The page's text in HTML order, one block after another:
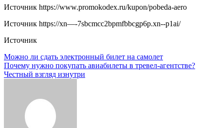
Источник https://www.promokodex.ru/kupon/pobeda-aero
Источник https://xn—-7sbcmcc2bpmfbbcgp6p.xn--p1ai/
Источник
Навигация
по
Можно ли сдать электронный билет на самолет
Почему нужно покупать авиабилеты в тревел-агентстве?
Честный взгляд изнутри